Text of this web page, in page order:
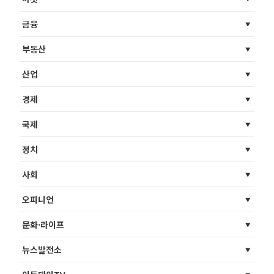
금융
부동산
산업
경제
국제
정치
사회
오피니언
문화·라이프
뉴스발전소